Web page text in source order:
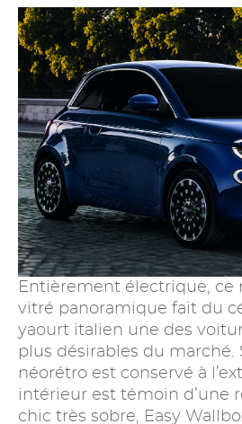
Entièrement électrique, ce
vitré panoramique fait du
yaourt italien une des
plus désirables du marché.
néorétro est conservé à
intérieur est témoin d’une
chic très sobre, Easy